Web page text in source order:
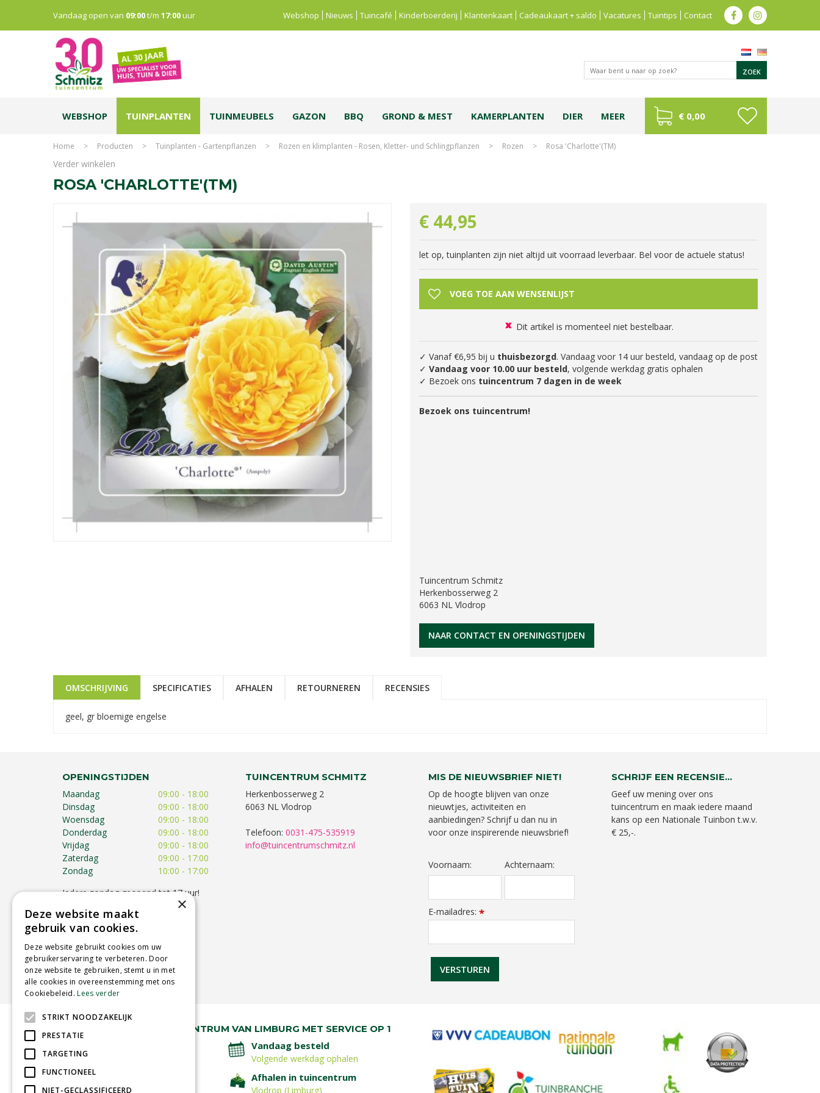
Home > Producten > Tuinplanten - Gartenpflanzen > Rozen en klimplanten - Rosen, Kletter- und Schlingpflanzen > Rozen > Rosa 'Charlotte'(TM)
Vandaag open van 09:00t/m 17:00uur Webshop Nieuws Tuincafé Kinderboerderij Klantenkaart Cadeaukaart + saldo Vacatures Tuintips Contact
WEBSHOP TUINPLANTEN TUINMEUBELS GAZON BBQ GROND & MEST KAMERPLANTEN DIER MEER € 0,00
Verder winkelen
ROSA 'CHARLOTTE'(TM)
€ 44,95
let op, tuinplanten zijn niet altijd uit voorraad leverbaar. Bel voor de actuele status!
Dit artikel is momenteel niet bestelbaar.
✓ Vanaf €6,95 bij u thuisbezorgd. Vandaag voor 14 uur besteld, vandaag op de post
✓ Vandaag voor 10.00 uur besteld, volgende werkdag gratis ophalen
✓ Bezoek ons tuincentrum 7 dagen in de week
Bezoek ons tuincentrum!
Tuincentrum Schmitz
Herkenbosserweg 2
6063 NL Vlodrop
NAAR CONTACT EN OPENINGSTIJDEN
OMSCHRIJVING SPECIFICATIES AFHALEN RETOURNEREN RECENSIES
geel, gr bloemige engelse
OPENINGSTIJDEN
Maandag
09:00 - 18:00
Dinsdag
09:00 - 18:00
Woensdag
09:00 - 18:00
Donderdag
09:00 - 18:00
Vrijdag
09:00 - 18:00
Zaterdag
09:00 - 17:00
Zondag
10:00 - 17:00
Iedere zondag geopend tot 17 uur!
openingstijden afwijken!
Toon alle openingstijden
TUINCENTRUM SCHMITZ
Herkenbosserweg 2
6063 NL Vlodrop
Telefoon: 0031-475-535919
info@tuincentrumschmitz.nl
MIS DE NIEUWSBRIEF NIET!
Op de hoogte blijven van onze
nieuwtjes, activiteiten en
aanbiedingen? Schrijf u dan nu in
voor onze inspirerende nieuwsbrief!
Voornaam: Achternaam:
E-mailadres: *
SCHRIJF EEN RECENSIE...
Geef uw mening over ons
tuincentrum en maak iedere maand
kans op een Nationale Tuinbon t.w.v.
€ 25,-.
RUIM 30 JAAR HÉT TUINCENTRUM VAN LIMBURG MET SERVICE OP 1
Vandaag besteld
Volgende werkdag ophalen
Betaal veilig
met iDeal - Wero
Afhalen in tuincentrum
Vlodrop (Limburg)
×
Deze website maakt
gebruik van cookies.
Deze website gebruikt cookies om uw
gebruikerservaring te verbeteren. Door
onze website te gebruiken, stemt u in met
alle cookies in overeenstemming met ons
Cookiebeleid.Lees verder
STRIKT NOODZAKELIJK
PRESTATIE
TARGETING
FUNCTIONEEL
NIET-GECLASSIFICEERD